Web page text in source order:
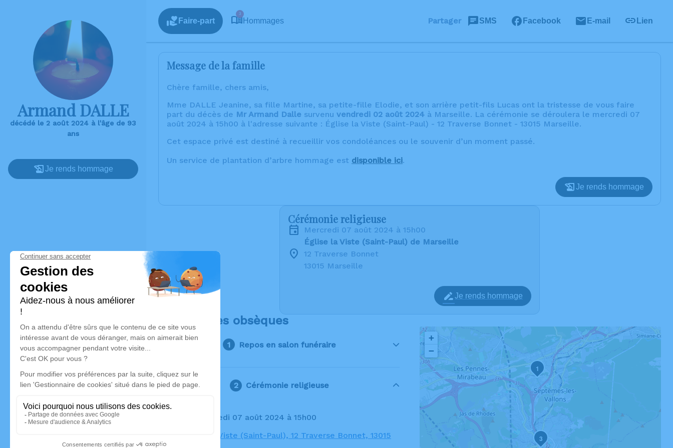
Armand DALLE
décédé le 2 août 2024 à l'âge de 93
ans
Je rends hommage
Faire-part
3
Hommages Partager SMS Facebook E-mail Lien
Message de la famille
Chère famille, chers amis,
Mme DALLE Jeanine, sa fille Martine, sa petite-fille Elodie, et son arrière petit-fils Lucas ont la tristesse de vous faire
part du décès de Mr Armand Dalle survenu vendredi 02 août 2024 à Marseille. La cérémonie se déroulera le mercredi 07
août 2024 à 15h00 à l'adresse suivante : Église la Viste (Saint-Paul) - 12 Traverse Bonnet - 13015 Marseille.
Cet espace privé est destiné à recueillir vos condoléances ou le souvenir d’un moment passé.
Un service de plantation d’arbre hommage est disponible ici.
Je rends hommage
Cérémonie religieuse
mercredi 07 août 2024 à 15h00
Église la Viste (Saint-Paul) de Marseille
12 Traverse Bonnet
13015 Marseille
Je rends hommage
Déroulé des obsèques
Repos en salon funéraire
Cérémonie religieuse
Le mercredi 07 août 2024 à 15h00
Église la Viste (Saint-Paul), 12 Traverse Bonnet, 13015
1
3
+
−